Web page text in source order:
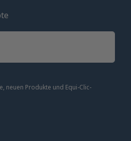
neuen Produkte und Equi-Clic-